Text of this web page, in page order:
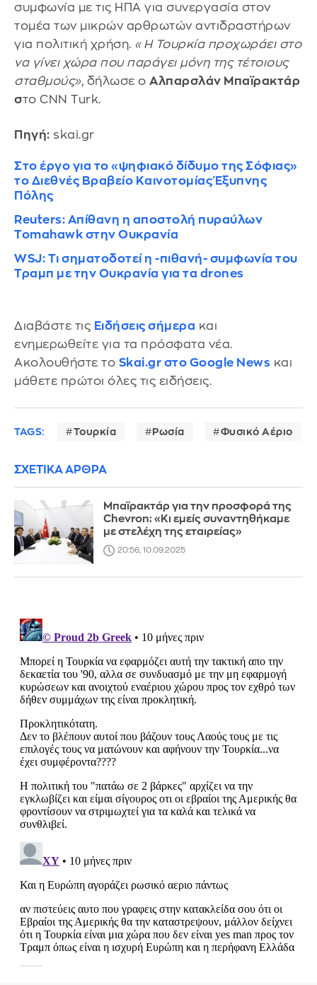
συμφωνία με τις ΗΠΑ για συνεργασία στον
τομέα των μικρών αρθρωτών αντιδραστήρων
για πολιτική χρήση. «Η Τουρκία προχωράει στο
να γίνει χώρα που παράγει μόνη της τέτοιους
σταθμούς», δήλωσε ο Αλπαρσλάν Μπαϊρακτάρ
στο CNN Turk.
Πηγή: skai.gr
Στο έργο για το «ψηφιακό δίδυμο της Σόφιας»
το Διεθνές Βραβείο Καινοτομίας Έξυπνης
Πόλης
Reuters: Απίθανη η αποστολή πυραύλων
Tomahawk στην Ουκρανία
WSJ: Τι σηματοδοτεί η -πιθανή- συμφωνία του
Τραμπ με την Ουκρανία για τα drones
Διαβάστε τις Ειδήσεις σήμερα και
ενημερωθείτε για τα πρόσφατα νέα.
Ακολουθήστε το Skai.gr στο Google News και
μάθετε πρώτοι όλες τις ειδήσεις.
TAGS: Τουρκία Ρωσία Φυσικό Αέριο
ΣΧΕΤΙΚΑ ΑΡΘΡΑ
Μπαϊρακτάρ για την προσφορά της
Chevron: «Κι εμείς συναντηθήκαμε
με στελέχη της εταιρείας»
20:56, 10.09.2025